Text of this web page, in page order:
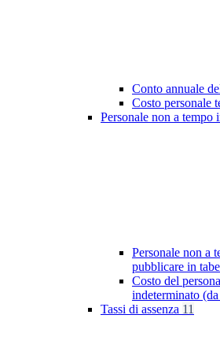
Conto annuale
Costo personale
Personale non a tempo
Personale non a
pubblicare in
Costo del
indeterminato
Tassi di assenza 11